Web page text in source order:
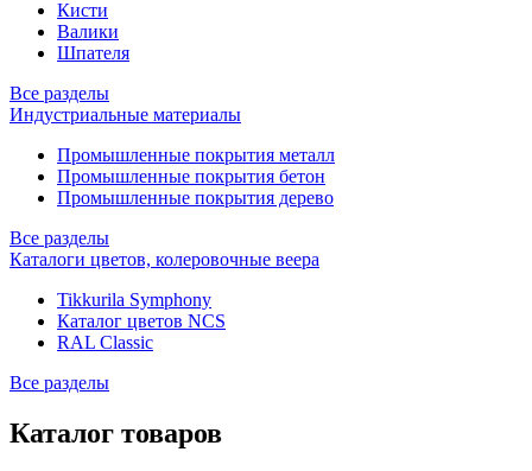
Кисти
Валики
Шпателя
Все разделы
Индустриальные материалы
Промышленные покрытия металл
Промышленные покрытия бетон
Промышленные покрытия дерево
Все разделы
Каталоги цветов, колеровочные веера
Tikkurila Symphony
Каталог цветов NCS
RAL Classic
Все разделы
Каталог товаров